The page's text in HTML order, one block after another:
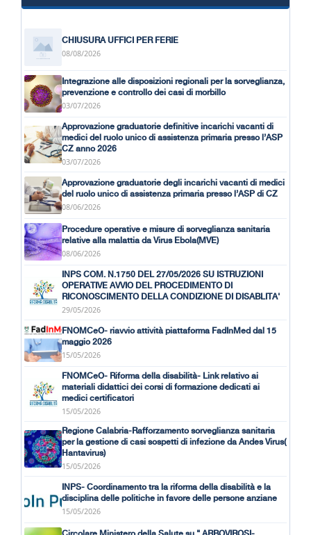
CHIUSURA UFFICI PER FERIE
08/08/2026
Integrazione alle disposizioni regionali per la sorveglianza,
prevenzione e controllo dei casi di morbillo
03/07/2026
Approvazione graduatorie definitive incarichi vacanti di
medici del ruolo unico di assistenza primaria presso l’ASP
CZ anno 2026
03/07/2026
Approvazione graduatorie degli incarichi vacanti di medici
del ruolo unico di assistenza primaria presso l’ASP di CZ
08/06/2026
Procedure operative e misure di sorveglianza sanitaria
relative alla malattia da Virus Ebola(MVE)
08/06/2026
INPS COM. N.1750 DEL 27/05/2026 SU ISTRUZIONI
OPERATIVE AVVIO DEL PROCEDIMENTO DI
RICONOSCIMENTO DELLA CONDIZIONE DI DISABLITA'
29/05/2026
FNOMCeO- riavvio attività piattaforma FadInMed dal 15
maggio 2026
15/05/2026
FNOMCeO- Riforma della disabilità- Link relativo ai
materiali didattici dei corsi di formazione dedicati ai
medici certificatori
15/05/2026
Regione Calabria-Rafforzamento sorveglianza sanitaria
per la gestione di casi sospetti di infezione da Andes Virus(
Hantavirus)
15/05/2026
INPS- Coordinamento tra la riforma della disabilità e la
disciplina delle politiche in favore delle persone anziane
15/05/2026